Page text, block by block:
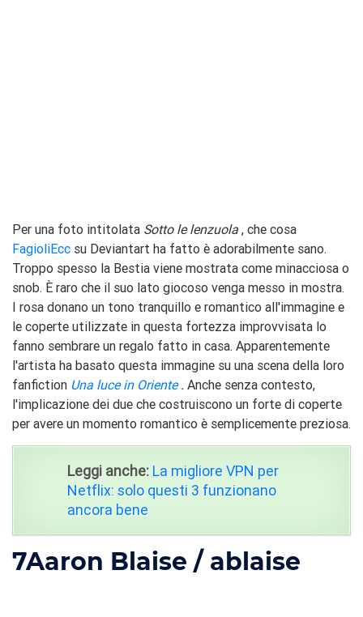
Per una foto intitolata Sotto le lenzuola , che cosa
FagioliEcc su Deviantart ha fatto è adorabilmente sano.
Troppo spesso la Bestia viene mostrata come minacciosa o
snob. È raro che il suo lato giocoso venga messo in mostra.
I rosa donano un tono tranquillo e romantico all'immagine e
le coperte utilizzate in questa fortezza improvvisata lo
fanno sembrare un regalo fatto in casa. Apparentemente
l'artista ha basato questa immagine su una scena della loro
fanfiction Una luce in Oriente. Anche senza contesto,
l'implicazione dei due che costruiscono un forte di coperte
per avere un momento romantico è semplicemente preziosa.
Leggi anche: La migliore VPN per
Netflix: solo questi 3 funzionano
ancora bene
7Aaron Blaise / ablaise